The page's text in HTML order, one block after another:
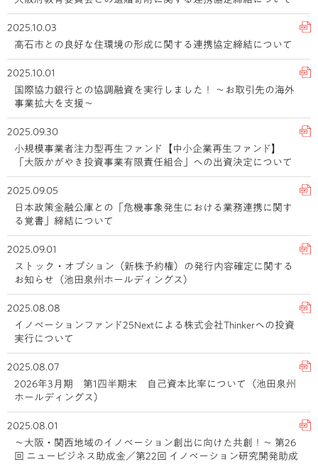
2025.10.03
高石市との良好な住環境の形成に関する連携協定締結について
2025.10.01
国際協力銀行との協調融資を実行しました！ ～お取引先の海外
事業拡大を支援～
2025.09.30
小規模事業者注力型再生ファンド【中小企業再生ファンド】
「大阪かがやき投資事業有限責任組合」への出資決定について
2025.09.05
日本政策金融公庫との「危機事象発生における業務連携に関す
る覚書」締結について
2025.09.01
ストック・オプション（新株予約権）の発行内容確定に関する
お知らせ（池田泉州ホールディングス）
2025.08.08
イノベーションファンド25Nextによる株式会社Thinkerへの投資
実行について
2025.08.07
2026年3月期 第1四半期末 自己資本比率について（池田泉州
ホールディングス）
2025.08.01
～大阪・関西地域のイノベーション創出に向けた共創！～ 第26
回 ニュービジネス助成金／第22回 イノベーション研究開発助成